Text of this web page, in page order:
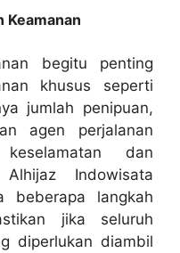
Keamanan
begitu penting
khusus seperti
jumlah penipuan,
agen perjalanan
dan
Indowisata
beberapa langkah
jika seluruh
diperlukan diambil